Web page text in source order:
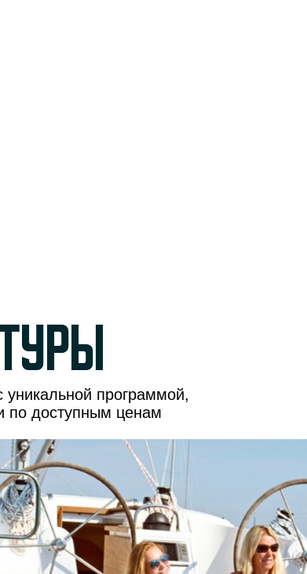
программой,
по доступным ценам